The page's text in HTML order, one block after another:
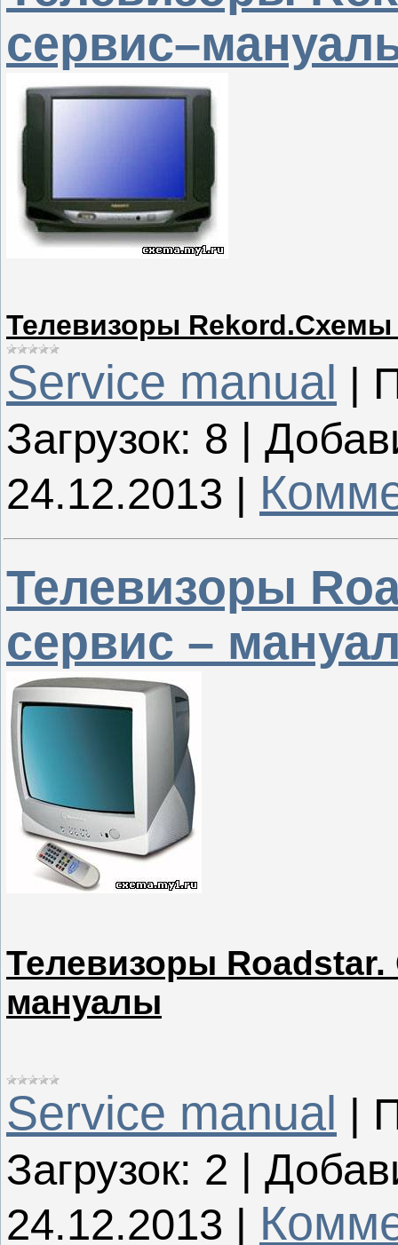
Телевизоры
Service manual |
Загрузок: 8 |
24.12.2013 |
Телевизоры
сервис –
Телевизоры
мануалы
Service manual |
Загрузок: 2 |
24.12.2013 |